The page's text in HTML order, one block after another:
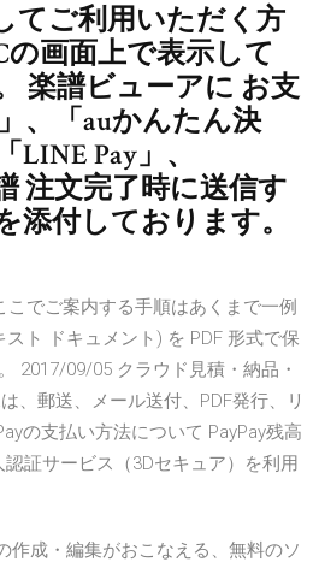
てご利用いただく方
画面上で表示して
楽譜ビューアに お支
、「auかんたん決
Pay」、
注文完了時に送信す
付しております。
でご案内する手順はあくまで一例
ト ドキュメント) を PDF 形式で保
2017/09/05 クラウド見積・納品・
、郵送、メール送付、PDF発行、リ
の支払い方法について PayPay残高
証サービス（3Dセキュア）を利用
作成・編集がおこなえる、無料のソ